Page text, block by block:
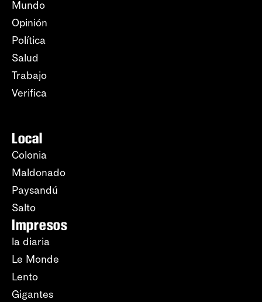
Mundo
Opinión
Política
Salud
Trabajo
Verifica
Local
Colonia
Maldonado
Paysandú
Salto
Impresos
la diaria
Le Monde
Lento
Gigantes